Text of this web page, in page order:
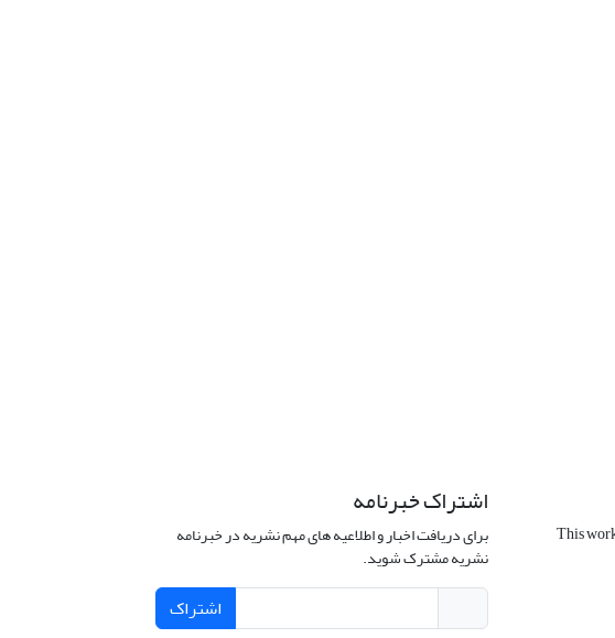
This
اشتراک خبرنامه
برای دریافت اخبار و اطلاعیه های مهم نشریه در خبرنامه
نشریه مشترک شوید.
اشتراک